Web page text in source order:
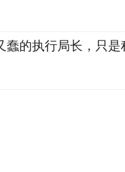
蠢的执行局长，只是